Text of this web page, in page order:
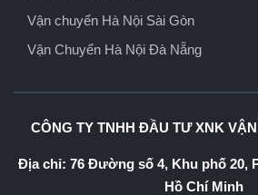
Vận chuyển Hà Nội Sài Gòn
Vận Chuyển Hà Nội Đà Nẵng
CÔNG TY TNHH ĐẦU TƯ XNK
Địa chỉ: 76 Đường số 4, Khu phố 20,
Hồ Chí Minh